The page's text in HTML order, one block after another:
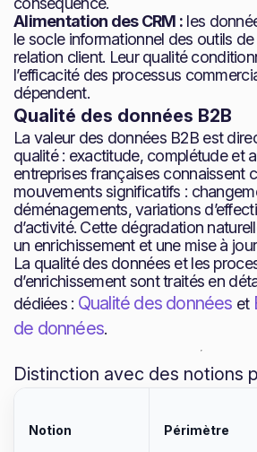
Alimentation des CRM : les
le socle informationnel des outils
relation client. Leur qualité
l’efficacité des processus
dépendent.
Qualité des données B2B
La valeur des données B2B est
qualité : exactitude, complétude et
entreprises françaises connaissent
mouvements significatifs :
déménagements, variations
d’activité. Cette dégradation
un enrichissement et une mise à
La qualité des données et les
d’enrichissement sont traités en
dédiées : Qualité des données et
de données.
Distinction avec des notions
Notion Périmètre